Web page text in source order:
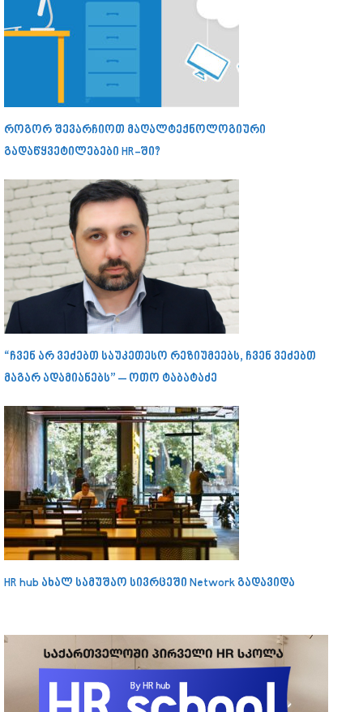
როგორ შევარჩიოთ მაღალტექნოლოგიური
გადაწყვეტილებები HR-ში?
“ჩვენ არ ვეძებთ საუკეთესო რეზიუმეებს, ჩვენ ვეძებთ
მაგარ ადამიანებს” – ოთო ტაბატაძე
HR hub ახალ სამუშაო სივრცეში Network გადავიდა